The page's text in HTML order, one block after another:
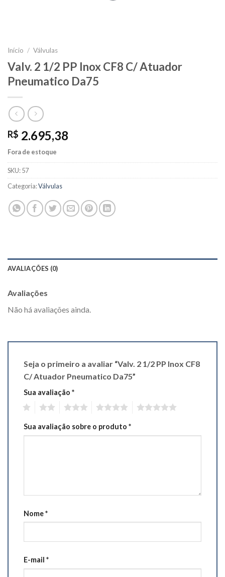
Início / Válvulas
Valv. 2 1/2 PP Inox CF8 C/ Atuador
Pneumatico Da75
R$ 2.695,38
Fora de estoque
SKU:57
Categoria:Válvulas
AVALIAÇÕES (0)
Avaliações
Não há avaliações ainda.
Seja o primeiro a avaliar “Valv. 2 1/2 PP Inox CF8
C/ Atuador Pneumatico Da75”
Sua avaliação *
Sua avaliação sobre o produto *
Nome*
E-mail *